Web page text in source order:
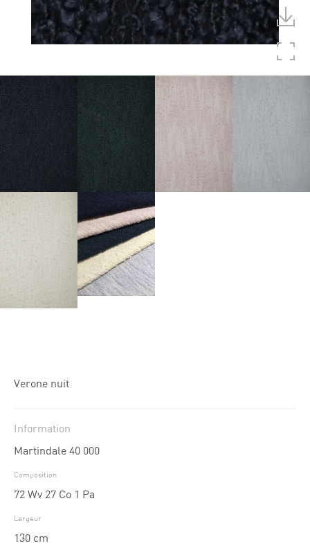
Verone nuit
Information
Martindale 40 000
Composition
72 Wv 27 Co 1 Pa
Largeur
130 cm